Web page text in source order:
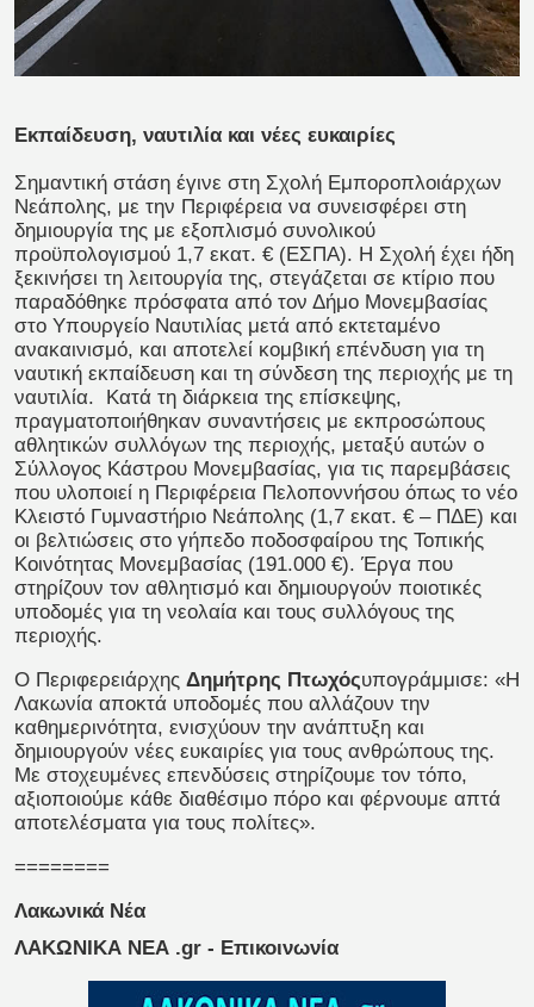
Εκπαίδευση, ναυτιλία και νέες ευκαιρίες
Σημαντική στάση έγινε στη Σχολή Εμποροπλοιάρχων
Νεάπολης, με την Περιφέρεια να συνεισφέρει στη
δημιουργία της με εξοπλισμό συνολικού
προϋπολογισμού 1,7 εκατ. € (ΕΣΠΑ). Η Σχολή έχει ήδη
ξεκινήσει τη λειτουργία της, στεγάζεται σε κτίριο που
παραδόθηκε πρόσφατα από τον Δήμο Μονεμβασίας
στο Υπουργείο Ναυτιλίας μετά από εκτεταμένο
ανακαινισμό, και αποτελεί κομβική επένδυση για τη
ναυτική εκπαίδευση και τη σύνδεση της περιοχής με τη
ναυτιλία.
Κατά τη διάρκεια της επίσκεψης,
πραγματοποιήθηκαν συναντήσεις με εκπροσώπους
αθλητικών συλλόγων της περιοχής, μεταξύ αυτών ο
Σύλλογος Κάστρου Μονεμβασίας, για τις παρεμβάσεις
που υλοποιεί η Περιφέρεια Πελοποννήσου όπως το νέο
Κλειστό Γυμναστήριο Νεάπολης (1,7 εκατ. € – ΠΔΕ) και
οι βελτιώσεις στο γήπεδο ποδοσφαίρου της Τοπικής
Κοινότητας Μονεμβασίας (191.000 €). Έργα που
στηρίζουν τον αθλητισμό και δημιουργούν ποιοτικές
υποδομές για τη νεολαία και τους συλλόγους της
περιοχής.
Ο Περιφερειάρχης Δημήτρης Πτωχόςυπογράμμισε: «Η
Λακωνία αποκτά υποδομές που αλλάζουν την
καθημερινότητα, ενισχύουν την ανάπτυξη και
δημιουργούν νέες ευκαιρίες για τους ανθρώπους της.
Με στοχευμένες επενδύσεις στηρίζουμε τον τόπο,
αξιοποιούμε κάθε διαθέσιμο πόρο και φέρνουμε απτά
αποτελέσματα για τους πολίτες».
========
Λακωνικά Νέα
ΛΑΚΩΝΙΚΑ ΝΕΑ .gr - Επικοινωνία